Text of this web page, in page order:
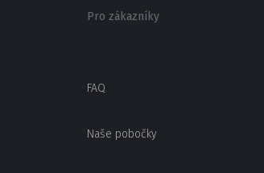
Pro zákazníky
FAQ
Naše pobočky